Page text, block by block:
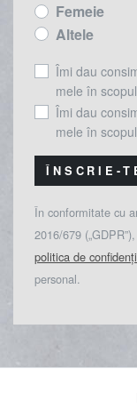
Femeie
Altele
Îmi dau
mele în
Îmi dau
mele în
ÎNSCRIE-
În conformitate cu
2016/679
politica de
personal.